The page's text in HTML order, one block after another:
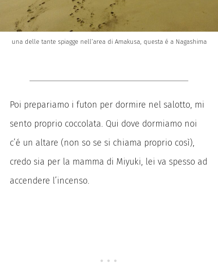
una delle tante spiagge nell’area di Amakusa, questa é a Nagashima
Poi prepariamo i futon per dormire nel salotto, mi
sento proprio coccolata. Qui dove dormiamo noi
c’é un altare (non so se si chiama proprio così),
credo sia per la mamma di Miyuki, lei va spesso ad
accendere l’incenso.